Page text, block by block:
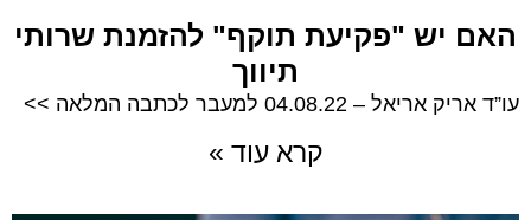
האם יש "פקיעת תוקף" להזמנת שרותי
תיווך
עו”ד אריק אריאל – 04.08.22 למעבר לכתבה המלאה >>
קרא עוד »